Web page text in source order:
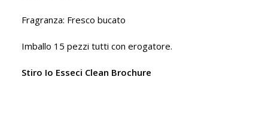
Fragranza: Fresco bucato
Imballo 15 pezzi tutti con erogatore.
Stiro Io Esseci Clean Brochure